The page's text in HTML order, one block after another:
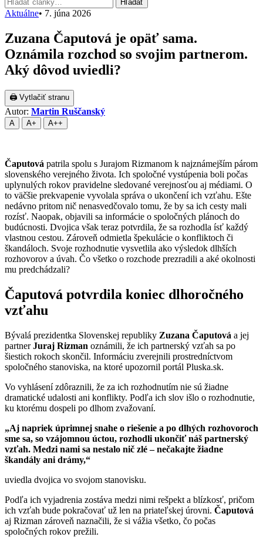
Hľadať
Aktuálne• 7. júna 2026
Zuzana Čaputová je opäť sama.
Oznámila rozchod so svojim partnerom.
Aký dôvod uviedli?
🖨 Vytlačiť stranu
Autor: Martin Ruščanský
A A+ A++
Čaputová patrila spolu s Jurajom Rizmanom k najznámejším párom
slovenského verejného života. Ich spoločné vystúpenia boli počas
uplynulých rokov pravidelne sledované verejnosťou aj médiami. O
to väčšie prekvapenie vyvolala správa o ukončení ich vzťahu. Ešte
nedávno pritom nič nenasvedčovalo tomu, že by sa ich cesty mali
rozísť. Naopak, objavili sa informácie o spoločných plánoch do
budúcnosti. Dvojica však teraz potvrdila, že sa rozhodla ísť každý
vlastnou cestou. Zároveň odmietla špekulácie o konfliktoch či
škandáloch. Svoje rozhodnutie vysvetlila ako výsledok dlhších
rozhovorov a úvah. Čo všetko o rozchode prezradili a aké okolnosti
mu predchádzali?
Čaputová potvrdila koniec dlhoročného
vzťahu
Bývalá prezidentka Slovenskej republiky Zuzana Čaputová a jej
partnerJuraj Rizman oznámili, že ich partnerský vzťah sa po
šiestich rokoch skončil. Informáciu zverejnili prostredníctvom
spoločného stanoviska, na ktoré upozornil portál Pluska.sk.
Vo vyhlásení zdôraznili, že za ich rozhodnutím nie sú žiadne
dramatické udalosti ani konflikty. Podľa ich slov išlo o rozhodnutie,
ku ktorému dospeli po dlhom zvažovaní.
„Aj napriek úprimnej snahe o riešenie a po dlhých rozhovoroch
sme sa, so vzájomnou úctou, rozhodli ukončiť náš partnerský
vzťah. Medzi nami sa nestalo nič zlé – nečakajte žiadne
škandály ani drámy,“
uviedla dvojica vo svojom stanovisku.
Podľa ich vyjadrenia zostáva medzi nimi rešpekt a blízkosť, pričom
ich vzťah bude pokračovať už len na priateľskej úrovni. Čaputová
aj Rizman zároveň naznačili, že si vážia všetko, čo počas
spoločných rokov prežili.